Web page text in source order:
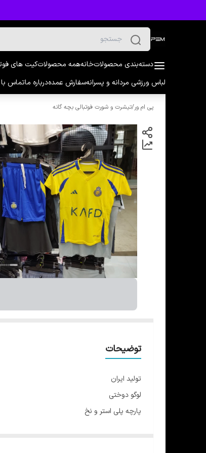
دسته‌بندی محصولاتخانههمه محصولاتکیت های
لباس ورزشی مردانه و پسرانهسفارش عمدهدرباره ماتماس
پی ام ور/تیشرت و شورت فوتبالی بچه گانه
توضیحات
تولید ایران
لوگو دوختی
پارچه پلی استر و نخ